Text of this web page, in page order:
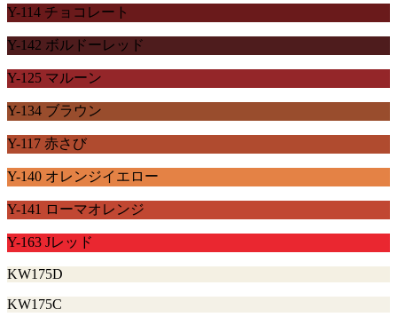
Y-114 チョコレート
Y-142 ボルドーレッド
Y-125 マルーン
Y-134 ブラウン
Y-117 赤さび
Y-140 オレンジイエロー
Y-141 ローマオレンジ
Y-163 Jレッド
KW175D
KW175C